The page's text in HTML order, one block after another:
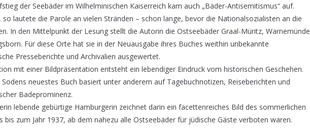
der Seebäder im Wilhelminischen Kaiserreich kam auch „Bäder-Antisemitismus“ auf.
so lautete die Parole an vielen Stränden – schon lange, bevor die Nationalsozialisten an die
In den Mittelpunkt der Lesung stellt die Autorin die Ostseebäder Graal-Müritz, Warnemünde
Für diese Orte hat sie in der Neuausgabe ihres Buches weithin unbekannte
Presseberichte und Archivalien ausgewertet.
mit einer Bildpräsentation entsteht ein lebendiger Eindruck vom historischen Geschehen.
neuestes Buch basiert unter anderem auf Tagebuchnotizen, Reiseberichten und
Badeprominenz.
lebende gebürtige Hamburgerin zeichnet darin ein facettenreiches Bild des sommerlichen
bis zum Jahr 1937, ab dem nahezu alle Ostseebäder für jüdische Gäste verboten waren.